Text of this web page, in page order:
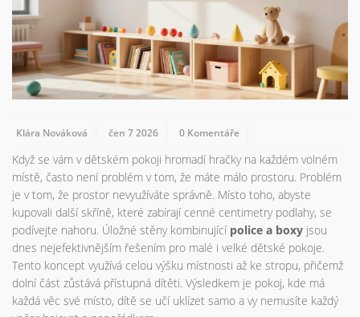
Klára Nováková čen 7 2026 0 Komentáře
Když se vám v dětském pokoji hromadí hračky na každém volném
místě, často není problém v tom, že máte málo prostoru. Problém
je v tom, že prostor nevyužíváte správně. Místo toho, abyste
kupovali další skříně, které zabírají cenné centimetry podlahy, se
podívejte nahoru. Úložné stěny kombinující police a boxy jsou
dnes nejefektivnějším řešením pro malé i velké dětské pokoje.
Tento koncept využívá celou výšku místnosti až ke stropu, přičemž
dolní část zůstává přístupná dítěti. Výsledkem je pokoj, kde má
každá věc své místo, dítě se učí uklízet samo a vy nemusíte každý